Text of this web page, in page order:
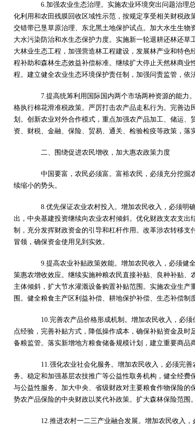
6.加强农业生态治理。实施农业环境突出问题治理总
化利用和农田残膜回收区域性示范，按规定享受相关财税
交错带已垦草原治理、东北黑土地保护试点。加大水生生
大水污染防治和水生态保护力度。实施新一轮退耕还林还
大林业生态工程，加强营造林工程建设，发展林产业和特
程补助和森林生态效益补偿标准。继续扩大停止天然林商
程。建立健全农业生态环境保护责任制，加强问责监管，依
7.提高统筹利用国际国内两个市场两种资源的能力。
格执行棉花滑准税政策。严厉打击农产品走私行为。完善
划。创新农业对外合作模式，重点加强农产品加工、储运
资、财税、金融、保险、贸易、通关、检验检疫等政策，
二、围绕促进农民增收，加大惠农政策力度
中国要富，农民必须富。富裕农民，必须充分挖掘
续缩小的势头。
8.优先保证农业农村投入。增加农民收入，必须明确
出，中央基建投资继续向农业农村倾斜。优化财政支农支
制，充分发挥财政资金的引导和杠杆作用。改革涉农转移
冒领，确保资金使用见到实效。
9.提高农业补贴政策效能。增加农民收入，必须健全
策惠农增收效应。继续实施种粮农民直接补贴、良种补贴
主体倾斜，扩大节水灌溉设备购置补贴范围。实施农业生
围。健全粮食主产区利益补偿、耕地保护补偿、生态补偿制
10.完善农产品价格形成机制。增加农民收入，必须
点经验，完善补贴方式，降低操作成本，确保补贴资金及
备粮监管。落实新增地方粮食储备规模计划，建立重要商品
11.强化农业社会化服务。增加农民收入，必须完善
务。稳定和加强基层农技推广等公益性取务机构，健全经
与公益性服务。加大中央、省级财政对主要粮食作物保险
势农产品保险的中央财政以奖代补政策。扩大森林保险范围
12.推进农村一二三产业融合发展。增加农民收入，